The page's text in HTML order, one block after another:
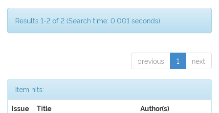
Results 1-2 of 2 (Search time: 0.001 seconds).
previous 1 next
Item hits:
Issue
Title Author(s)